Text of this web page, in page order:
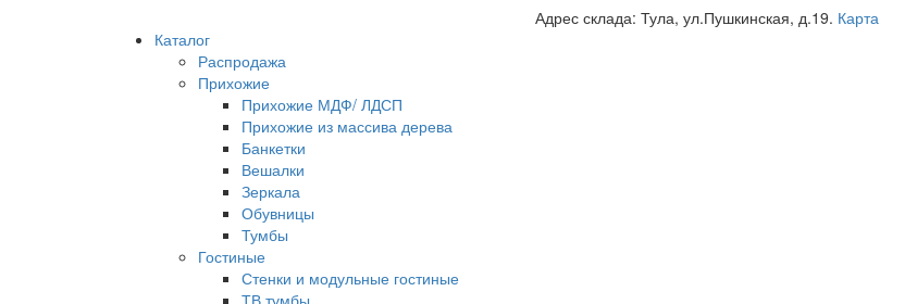
Адрес склада: Тула, ул.Пушкинская, д.19. Карта
Каталог
Распродажа
Прихожие
Прихожие МДФ/ ЛДСП
Прихожие из массива дерева
Банкетки
Вешалки
Зеркала
Обувницы
Тумбы
Гостиные
Стенки и модульные гостиные